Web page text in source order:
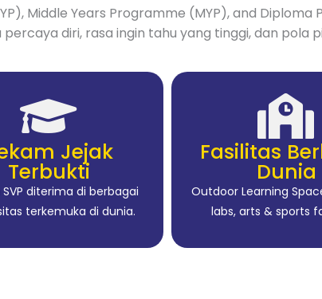
Middle Years Programme (MYP), and Diploma
percaya diri, rasa ingin tahu yang tinggi, dan pola
Jejak
Terbukti
SVP diterima di berbagai
terkemuka di dunia.
Fasilitas
Dunia
Outdoor Learning
labs, arts & sports